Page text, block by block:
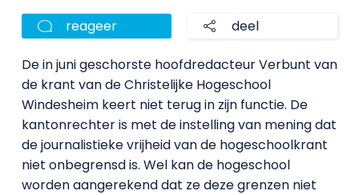
reageer deel
De in juni geschorste hoofdredacteur Verbunt van
de krant van de Christelijke Hogeschool
Windesheim keert niet terug in zijn functie. De
kantonrechter is met de instelling van mening dat
de journalistieke vrijheid van de hogeschoolkrant
niet onbegrensd is. Wel kan de hogeschool
worden aangerekend dat ze deze grenzen niet